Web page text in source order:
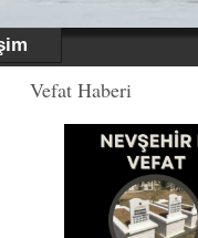
Vefat Haberi